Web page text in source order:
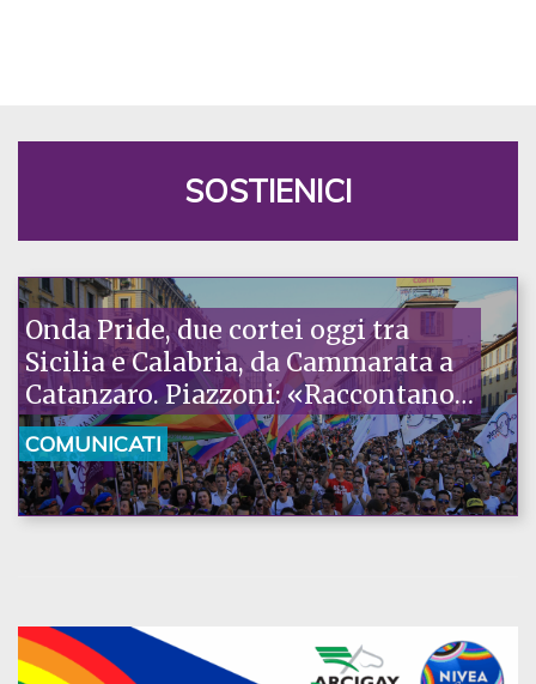
SOSTIENICI
Onda Pride, due cortei oggi tra
Sicilia e Calabria, da Cammarata a
Catanzaro. Piazzoni: «Raccontano
la nostra ostinazione»
COMUNICATI